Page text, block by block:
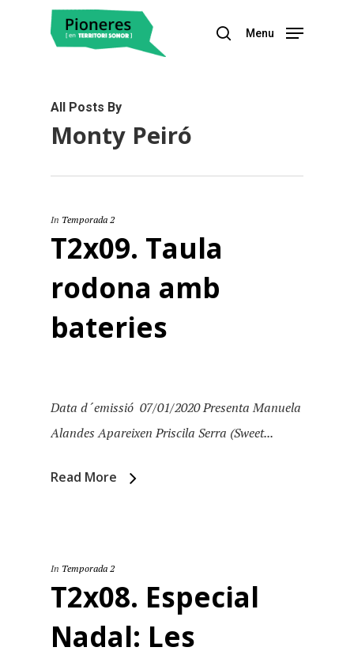
Menu
All Posts By
Monty Peiró
In Temporada 2
T2x09. Taula
rodona amb
bateries
Data d´emissió 07/01/2020 Presenta Manuela
Alandes Apareixen Priscila Serra (Sweet...
Read More
In Temporada 2
T2x08. Especial
Nadal: Les